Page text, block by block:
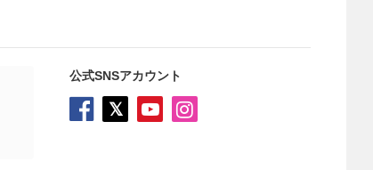
公式SNSアカウント